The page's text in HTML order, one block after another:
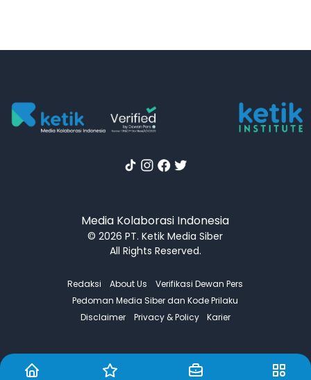
Media Kolaborasi Indonesia
© 2026 PT. Ketik Media Siber
All Rights Reserved.
Redaksi About Us
Verifikasi Dewan Pers
Pedoman Media Siber dan Kode Prilaku
Disclaimer
Privacy & Policy Karier